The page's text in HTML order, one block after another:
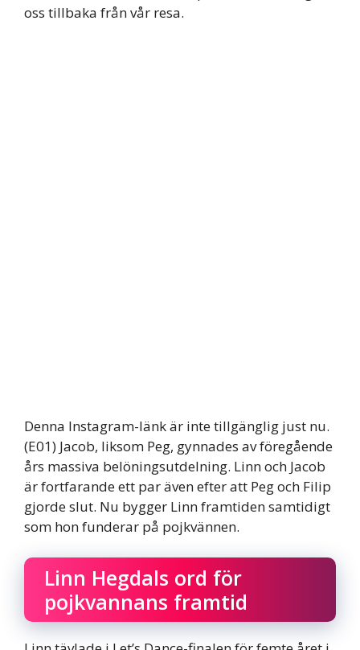
oss tillbaka från vår resa.
Denna Instagram-länk är inte tillgänglig just nu.
(E01) Jacob, liksom Peg, gynnades av föregående
års massiva belöningsutdelning. Linn och Jacob
är fortfarande ett par även efter att Peg och Filip
gjorde slut. Nu bygger Linn framtiden samtidigt
som hon funderar på pojkvännen.
Linn Hegdals ord för
pojkvannans framtid